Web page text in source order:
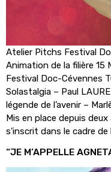
Atelier Pitchs Festival
Animation de la filière 15
Festival Doc-Cévennes
Solastalgia – Paul
légende de l’avenir –
Mis en place depuis
s’inscrit dans le cadre de
“JE M’APPELLE